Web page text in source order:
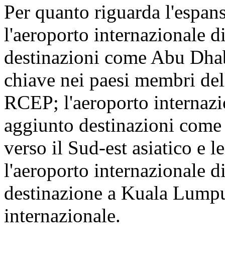
Per quanto riguarda
l'aeroporto internazionale
destinazioni come Abu
chiave nei paesi membri
RCEP; l'aeroporto
aggiunto destinazioni
verso il Sud-est asiatico e
l'aeroporto internazionale
destinazione a Kuala
internazionale.